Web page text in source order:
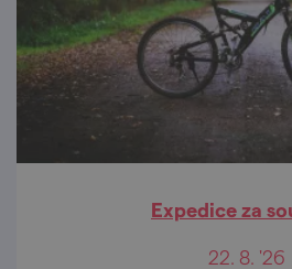
Expedice za
22. 8. '26